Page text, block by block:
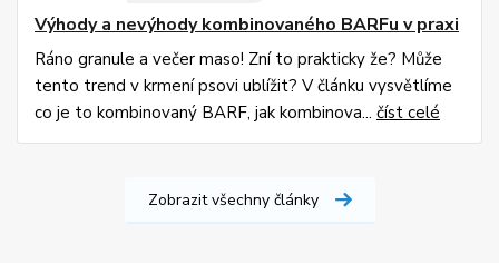
Výhody a nevýhody kombinovaného BARFu v praxi
Ráno granule a večer maso! Zní to prakticky že? Může
tento trend v krmení psovi ublížit? V článku vysvětlíme
co je to kombinovaný BARF, jak kombinova... číst celé
Zobrazit všechny články